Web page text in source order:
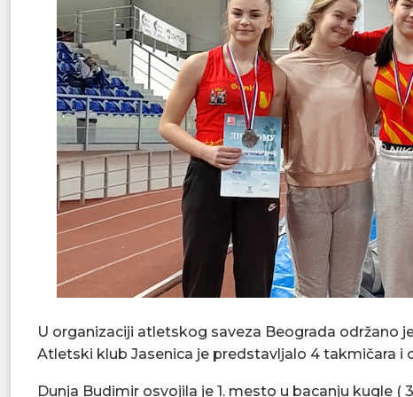
U organizaciji atletskog saveza Beograda održano
Atletski klub Jasenica je predstavljalo 4 takmičara i
Dunja Budimir osvojila je 1. mesto u bacanju kugle